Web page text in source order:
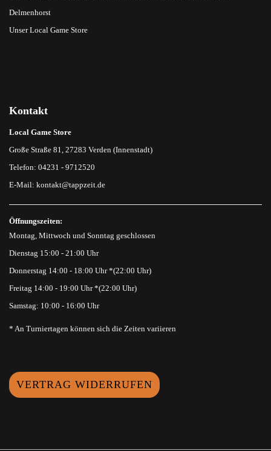
Delmenhorst
Unser Local Game Store
Kontakt
Local Game Store
Große Straße 81, 27283 Verden (Innenstadt)
Telefon: 04231 - 9712520
E-Mail: kontakt@tappzeit.de
Öffnungszeiten:
Montag, Mittwoch und Sonntag geschlossen
Dienstag 15:00 - 21:00 Uhr
Donnerstag 14:00 - 18:00 Uhr *(22:00 Uhr)
Freitag 14:00 - 19:00 Uhr *(22:00 Uhr)
Samstag: 10:00 - 16:00 Uhr
* An Turniertagen können sich die Zeiten variieren
VERTRAG WIDERRUFEN